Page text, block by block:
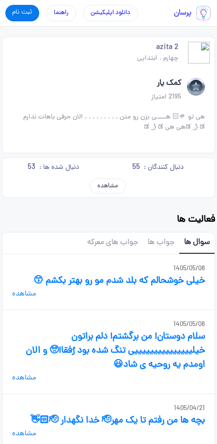
پرسان ثبت نام راهنما دانلود اپلیکیشن
azita 2
چهارم . ابتدایی
کمک یار
2195 امتیاز
هی تو 🫵🏻 هـــــی بزن رو متن . . . . . . . . . الان حرفی باهات ندارم
دنبال کنندگان : 55 دنبال شده ها : 53
مشاهده
فعالیت ها
سوال ها جواب ها جواب های معرکه
1405/05/08
خیلی خوشحالم که بلد شدم مو رو بهتر بکشم 😙
مشاهده
1405/05/08
سلام دوستان! من برگشتم! دلم براتون
خیلیییییییییییییییی تنگ شده بود رُفقا!🥺 و الان
اومدم یه روحیه ی شاد😃
مشاهده
1405/04/21
بچه ها من رفتم تا یک مهر🫡 خدا نگهدار 🫡👋🏻
مشاهده